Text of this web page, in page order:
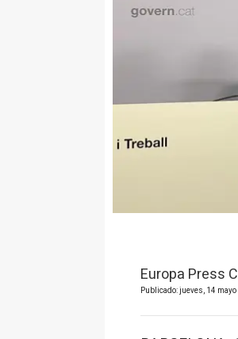
Europa Press
Publicado: jueves, 14